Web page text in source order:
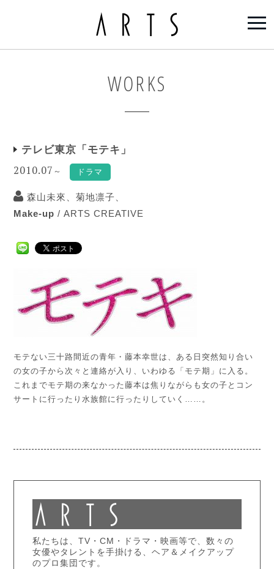
WORKS
テレビ東京「モテキ」
2010.07 ～ ドラマ
森山未來、菊地凛子、
Make-up / ARTS CREATIVE
モテない三十路間近の青年・藤本幸世は、ある日突然知り合い
の女の子から次々と連絡が入り、いわゆる「モテ期」に入る。
これまでモテ期の来なかった藤本は焦りながらも女の子とコン
サートに行ったり水族館に行ったりしていく……。
私たちは、TV・CM・ドラマ・映画等で、数々の
女優やタレントを手掛ける、ヘア＆メイクアップ
のプロ集団です。